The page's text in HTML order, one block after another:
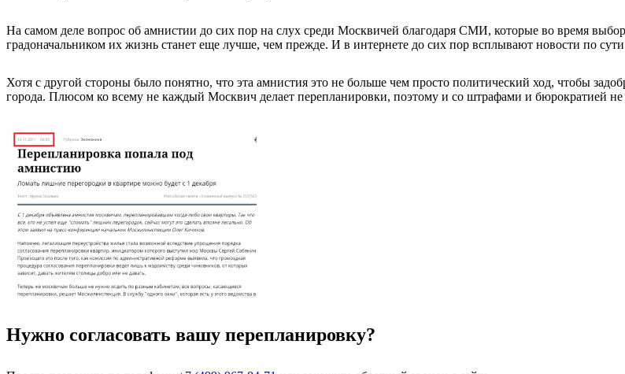
На самом деле вопрос об амнистии до сих пор на слух среди Москвичей благодаря СМИ, которые во время
градоначальником их жизнь станет еще лучше, чем прежде. И в интернете до сих пор всплывают новости по
Хотя с другой стороны было понятно, что эта амнистия это не больше чем просто политический ход, чтобы
города. Плюсом ко всему не каждый Москвич делает перепланировки, поэтому и со штрафами и бюрократией не
Нужно согласовать вашу перепланировку?